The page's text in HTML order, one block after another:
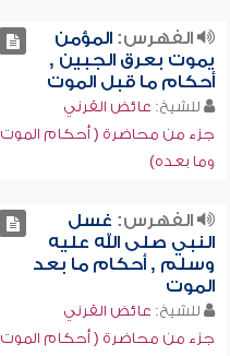
الفهرس:المؤمن
يموت بعرق الجبين ,
أحكام ما قبل الموت
للشيخ: عائض القرني
جزء من محاضرة ( أحكام الموت
وما بعده)
الفهرس: غسل
النبي صلى الله عليه
وسلم , أحكام ما بعد
الموت
للشيخ: عائض القرني
جزء من محاضرة ( أحكام الموت